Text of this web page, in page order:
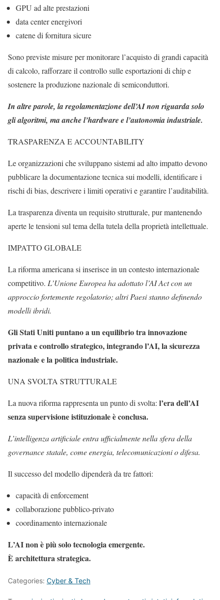
GPU ad alte prestazioni
data center energivori
catene di fornitura sicure
Sono previste misure per monitorare l’acquisto di grandi capacità
di calcolo, rafforzare il controllo sulle esportazioni di chip e
sostenere la produzione nazionale di semiconduttori.
In altre parole, la regolamentazione dell’AI non riguarda solo
gli algoritmi, ma anche l’hardware e l’autonomia industriale.
TRASPARENZA E ACCOUNTABILITY
Le organizzazioni che sviluppano sistemi ad alto impatto devono
pubblicare la documentazione tecnica sui modelli, identificare i
rischi di bias, descrivere i limiti operativi e garantire l’auditabilità.
La trasparenza diventa un requisito strutturale, pur mantenendo
aperte le tensioni sul tema della tutela della proprietà intellettuale.
IMPATTO GLOBALE
La riforma americana si inserisce in un contesto internazionale
competitivo. L’Unione Europea ha adottato l’AI Act con un
approccio fortemente regolatorio; altri Paesi stanno definendo
modelli ibridi.
Gli Stati Uniti puntano a un equilibrio tra innovazione
privata e controllo strategico, integrando l’AI, la sicurezza
nazionale e la politica industriale.
UNA SVOLTA STRUTTURALE
La nuova riforma rappresenta un punto di svolta: l’era dell’AI
senza supervisione istituzionale è conclusa.
L’intelligenza artificiale entra ufficialmente nella sfera della
governance statale, come energia, telecomunicazioni o difesa.
Il successo del modello dipenderà da tre fattori:
capacità di enforcement
collaborazione pubblico-privato
coordinamento internazionale
L’AI non è più solo tecnologia emergente.
È architettura strategica.
Categories: Cyber & Tech